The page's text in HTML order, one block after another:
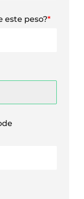
este peso?*